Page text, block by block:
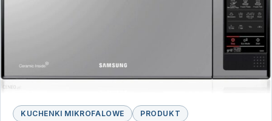
KUCHENKI MIKROFALOWE PRODUKT